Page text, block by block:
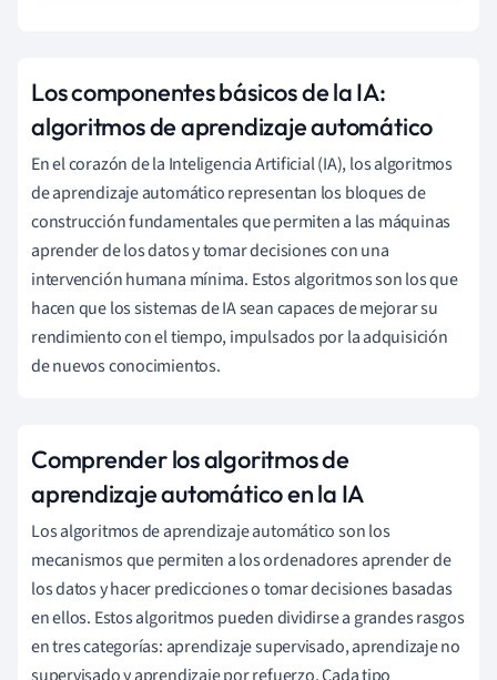
Los componentes básicos de la IA:
algoritmos de aprendizaje automático
En el corazón de la Inteligencia Artificial (IA), los algoritmos
de aprendizaje automático representan los bloques de
construcción fundamentales que permiten a las máquinas
aprender de los datos y tomar decisiones con una
intervención humana mínima. Estos algoritmos son los que
hacen que los sistemas de IA sean capaces de mejorar su
rendimiento con el tiempo, impulsados por la adquisición
de nuevos conocimientos.
Comprender los algoritmos de
aprendizaje automático en la IA
Los algoritmos de aprendizaje automático son los
mecanismos que permiten a los ordenadores aprender de
los datos y hacer predicciones o tomar decisiones basadas
en ellos. Estos algoritmos pueden dividirse a grandes rasgos
en tres categorías: aprendizaje supervisado, aprendizaje no
supervisado y aprendizaje por refuerzo. Cada tipo